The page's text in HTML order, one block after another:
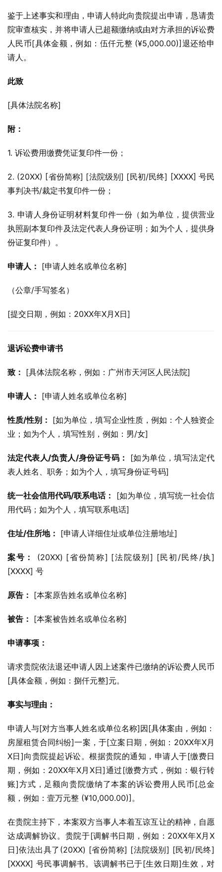
鉴于上述事实和理由，申请人特此向贵院提出申请，恳请贵
院审查核实，并将申请人已超额缴纳或由对方承担的诉讼费
人民币[具体金额，例如：伍仟元整 (¥5,000.00)]退还给申
请人。
此致
[具体法院名称]
附：
1. 诉讼费用缴费凭证复印件一份；
2. (20XX) [省份简称] [法院级别] [民初/民终] [XXXX] 号民
事判决书/裁定书复印件一份；
3. 申请人身份证明材料复印件一份（如为单位，提供营业
执照副本复印件及法定代表人身份证明；如为个人，提供身
份证复印件）。
申请人： [申请人姓名或单位名称]
（公章/手写签名）
[提交日期，例如：20XX年X月X日]
退诉讼费申请书
致： [具体法院名称，例如：广州市天河区人民法院]
申请人： [申请人姓名或单位名称]
性质/性别： [如为单位，填写企业性质，例如：个人独资企
业；如为个人，填写性别，例如：男/女]
法定代表人/负责人/身份证号码：
[如为单位，填写法定代
表人姓名、职务；如为个人，填写身份证号码]
统一社会信用代码/联系电话：
[如为单位，填写统一社会信
用代码；如为个人，填写联系电话]
住址/住所地： [申请人详细住址或单位注册地址]
案号：
(20XX) [省份简称] [法院级别] [民初/民终/执]
[XXXX] 号
原告： [本案原告姓名或单位名称]
被告： [本案被告姓名或单位名称]
申请事项：
请求贵院依法退还申请人因上述案件已缴纳的诉讼费人民币
[具体金额，例如：捌仟元整]元。
事实与理由：
申请人与[对方当事人姓名或单位名称]因[具体案由，例如：
房屋租赁合同纠纷]一案，于[立案日期，例如：20XX年X月
X日]向贵院提起诉讼。根据贵院的通知，申请人于[缴费日
期，例如：20XX年X月X日]通过[缴费方式，例如：银行转
账]方式，足额向贵院缴纳了本案的诉讼费用人民币[总金
额，例如：壹万元整 (¥10,000.00)]。
在贵院主持下，本案双方当事人本着互谅互让的精神，自愿
达成调解协议。贵院于[调解书日期，例如：20XX年X月X
日]依法出具了(20XX) [省份简称] [法院级别] [民初/民终]
[XXXX] 号民事调解书。该调解书已于[生效日期]生效，对